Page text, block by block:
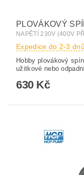
PLOVÁKOVÝ
NAPĚTÍ 230V (400V
Expedice do 2-3 dnů
Hobby plovákový
užitkové nebo
630 Kč